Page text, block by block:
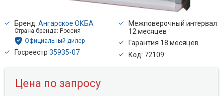
Бренд: Ангарское ОКБА
Страна бренда: Россия
Официальный дилер
Госреестр 35935-07
Межповерочный интервал
12 месяцев
Гарантия 18 месяцев
Код: 72109
Цена по запросу